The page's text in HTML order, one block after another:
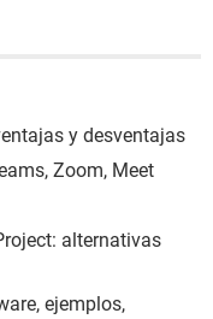
y desventajas
Zoom, Meet
alternativas
ejemplos,